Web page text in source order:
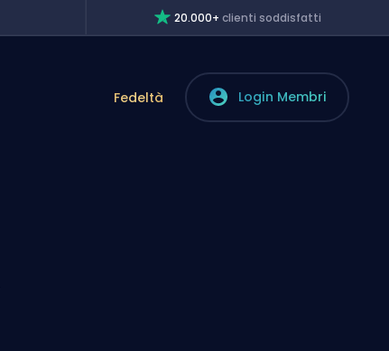
20.000+clienti soddisfatti
Fedeltà Login Membri